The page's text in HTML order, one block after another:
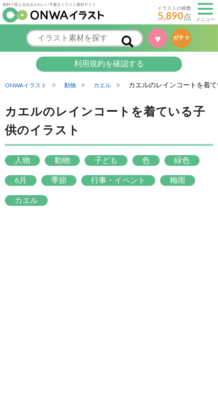
無料で使えるゆるかわいい手書きイラスト素材サイト
イラストの枚数
5,890点 メニュー
♥ ガチャ
利用規約を確認する
ONWAイラスト 動物 カエル カエルのレインコートを着
カエルのレインコートを着ている子
供のイラスト
人物 動物 子ども 色 緑色
6月 季節 行事・イベント 梅雨
カエル